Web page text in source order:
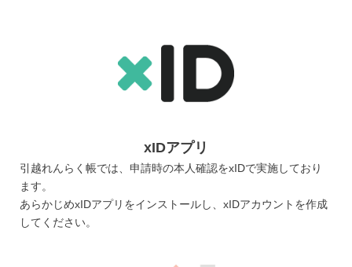
xIDアプリ
引越れんらく帳では、申請時の本人確認をxIDで実施しており
ます。
あらかじめxIDアプリをインストールし、xIDアカウントを作成
してください。